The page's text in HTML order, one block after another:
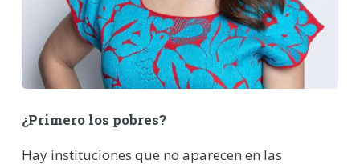
¿Primero los pobres?
Hay instituciones que no aparecen en las